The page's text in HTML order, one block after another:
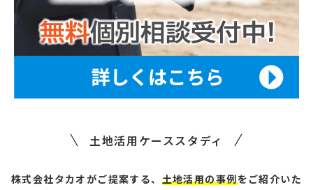
土地活用ケーススタディ
株式会社タカオがご提案する、 土地活用の事例をご紹介いた